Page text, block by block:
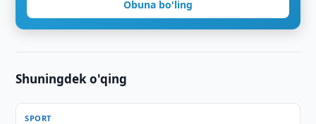
Obuna bo'ling
Shuningdek o'qing
SPORT